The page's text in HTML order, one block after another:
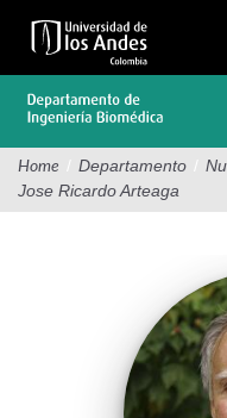
contenido
Home / Departamento /
Jose Ricardo Arteaga